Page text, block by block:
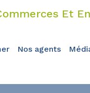
Et
nos agents